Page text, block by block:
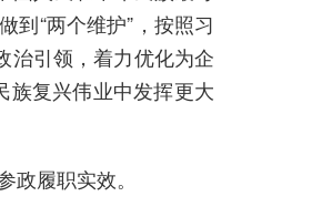
到“两个维护”，按照习
治引领，着力优化为企
族复兴伟业中发挥更大
履职实效。